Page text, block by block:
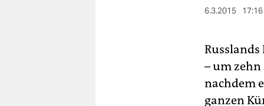
6.3.2015
– um
nachdem
ganzen